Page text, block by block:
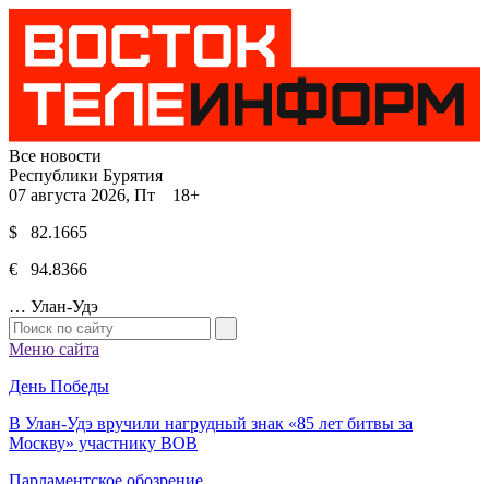
Все новости
Республики Бурятия
07 августа 2026, Пт 18+
$ 82.1665
€ 94.8366
… Улан-Удэ
Меню сайта
День Победы
В Улан-Удэ вручили нагрудный знак «85 лет битвы за
Москву» участнику ВОВ